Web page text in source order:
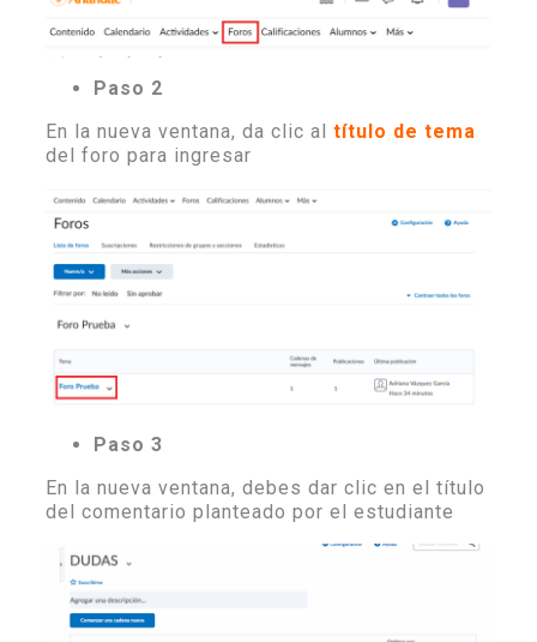
Paso 2
En la nueva ventana, da clic al título de tema
del foro para ingresar
Paso 3
En la nueva ventana, debes dar clic en el título
del comentario planteado por el estudiante